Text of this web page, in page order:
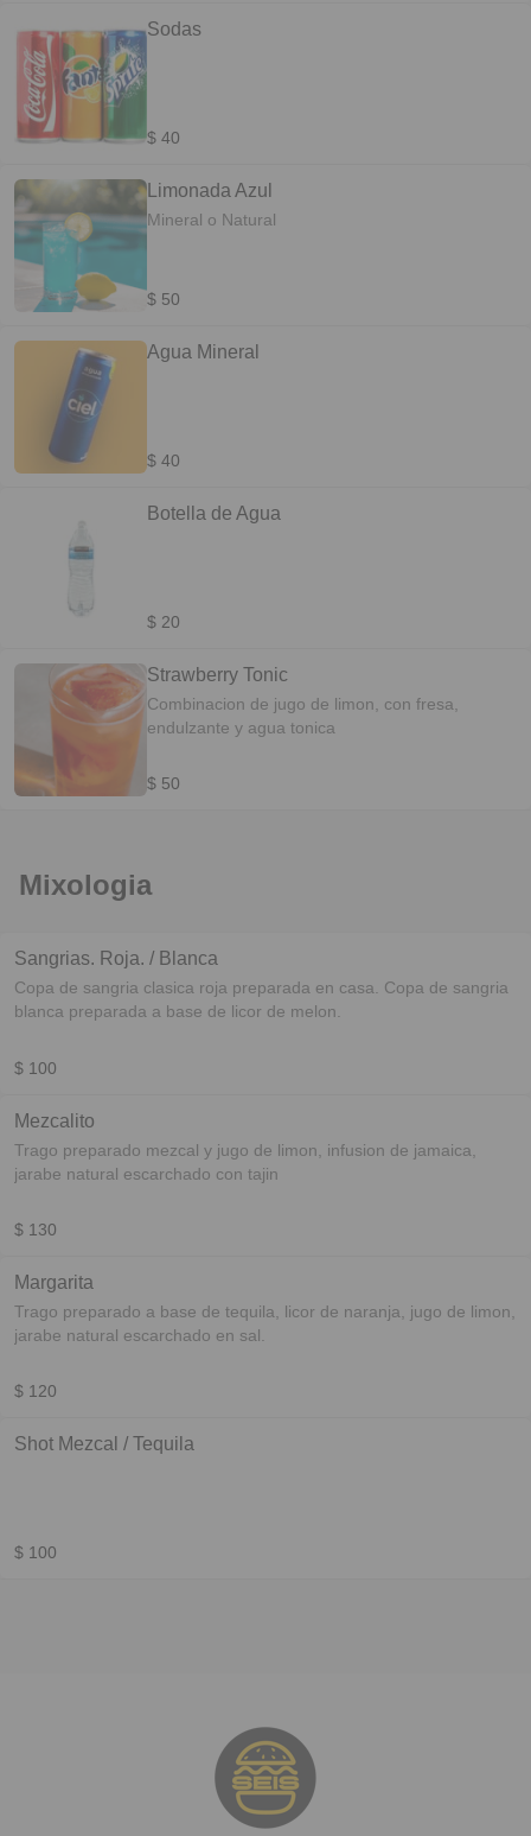
Sodas
$ 40
Limonada Azul
Mineral o Natural
$ 50
Agua Mineral
$ 40
Botella de Agua
$ 20
Strawberry Tonic
Combinacion de jugo de limon, con fresa,
endulzante y agua tonica
$ 50
Mixologia
Sangrias. Roja. / Blanca
Copa de sangria clasica roja preparada en casa. Copa de sangria
blanca preparada a base de licor de melon.
$ 100
Mezcalito
Trago preparado mezcal y jugo de limon, infusion de jamaica,
jarabe natural escarchado con tajin
$ 130
Margarita
Trago preparado a base de tequila, licor de naranja, jugo de limon,
jarabe natural escarchado en sal.
$ 120
Shot Mezcal / Tequila
$ 100